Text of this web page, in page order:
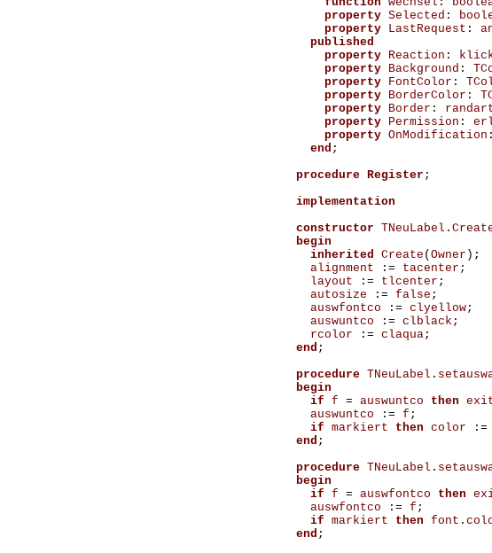
property Selected :
property
LastRequest :
published
property
Reaction :
property
Background :
property
FontColor :
property
BorderColor :
property
Border :
property
Permission :
property OnModification :
end ;
procedure Register ;
implementation
constructor TNeuLabel .
begin
inherited Create ( Owner );
alignment
:= tacenter ;
layout
:= tlcenter ;
autosize
:= false ;
auswfontco
:= clyellow;
auswuntco
:= clblack ;
rcolor
:= claqua;
end ;
procedure TNeuLabel .
begin
if f = auswuntco then
auswuntco
:= f ;
if markiert then color :=
end ;
procedure TNeuLabel .
begin
if f = auswfontco then
auswfontco
:= f ;
if markiert then font .
end ;